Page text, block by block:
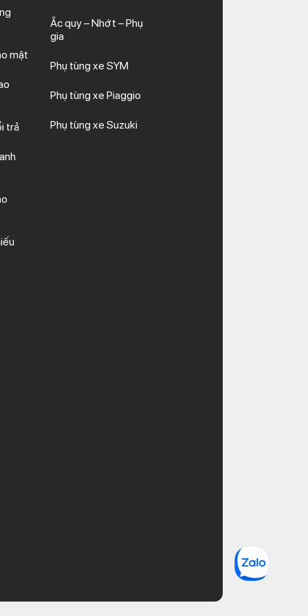
để thấm hết nước.
cần thay thế. Một vài biểu hiện cho
ra là bạn để nhiệt động cơ quá
bị nhiễm hóa chất ăn mòn.
mật
trả
Ắc quy – Nhớt – Phụ
gia
Phụ tùng xe SYM
Phụ tùng xe Piaggio
Phụ tùng xe Suzuki